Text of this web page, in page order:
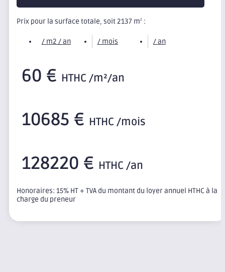
Prix pour la surface totale, soit 2137 m2 :
/ m2 / an / mois / an
60 € HTHC /m²/an
10685 € HTHC /mois
128220 € HTHC /an
Honoraires: 15% HT + TVA du montant du loyer annuel HTHC à la
charge du preneur